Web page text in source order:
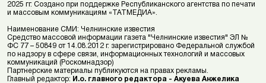
2025 гг. Создано при поддержке Республиканского агентства по печати
и массовым коммуникациям «ТАТМЕДИА».
Наименование СМИ: Челнинские известия
Средство массовой информации газета "Челнинские известия" ЭЛ №
ФС 77 – 50849 от 14.08.2012 г. зарегистрировано Федеральной службой
по надзору в сфере связи, информационных технологий и массовых
коммуникаций (Роскомнадзор)
Партнерские материалы публикуются на правах рекламы.
Главный редактор: И.о. главного редактора - Акуева Анжелика